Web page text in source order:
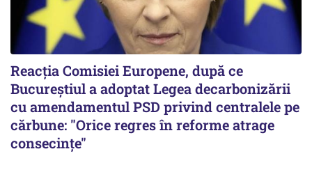
Reacția Comisiei Europene, după ce
Bucureștiul a adoptat Legea decarbonizării
cu amendamentul PSD privind centralele pe
cărbune: "Orice regres în reforme atrage
consecințe"